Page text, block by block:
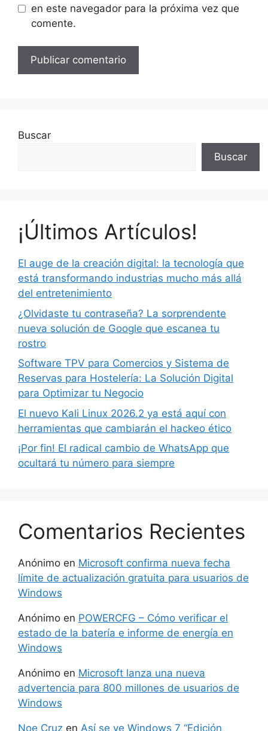
en este navegador para la próxima vez que
comente.
Buscar
Buscar
¡Últimos Artículos!
El auge de la creación digital: la tecnología que
está transformando industrias mucho más allá
del entretenimiento
¿Olvidaste tu contraseña? La sorprendente
nueva solución de Google que escanea tu
rostro
Software TPV para Comercios y Sistema de
Reservas para Hostelería: La Solución Digital
para Optimizar tu Negocio
El nuevo Kali Linux 2026.2 ya está aquí con
herramientas que cambiarán el hackeo ético
¡Por fin! El radical cambio de WhatsApp que
ocultará tu número para siempre
Comentarios Recientes
Anónimo en Microsoft confirma nueva fecha
límite de actualización gratuita para usuarios de
Windows
Anónimo en POWERCFG – Cómo verificar el
estado de la batería e informe de energía en
Windows
Anónimo en Microsoft lanza una nueva
advertencia para 800 millones de usuarios de
Windows
Noe Cruz en Así se ve Windows 7 “Edición